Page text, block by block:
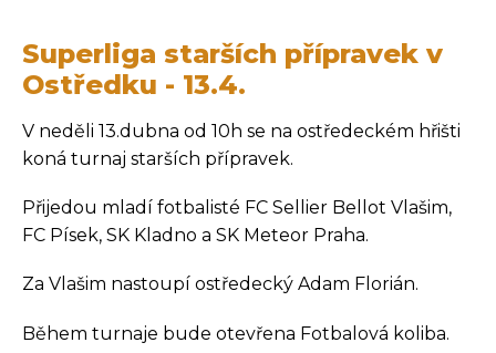
Superliga starších přípravek v
Ostředku - 13.4.
V neděli 13.dubna od 10h se na ostředeckém hřišti
koná turnaj starších přípravek.
Přijedou mladí fotbalisté FC Sellier Bellot Vlašim,
FC Písek, SK Kladno a SK Meteor Praha.
Za Vlašim nastoupí ostředecký Adam Florián.
Během turnaje bude otevřena Fotbalová koliba.